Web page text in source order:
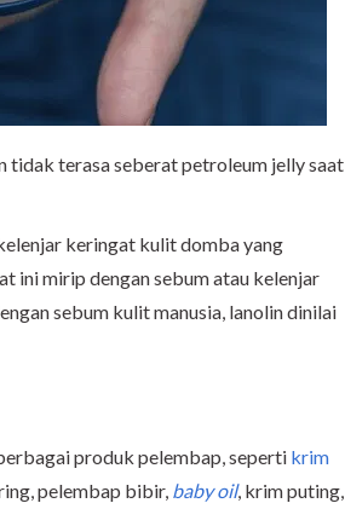
tidak terasa seberat petroleum jelly saat
keringat kulit domba yang
ini mirip dengan sebum atau kelenjar
sebum kulit manusia, lanolin dinilai
produk pelembap, seperti krim
pelembap bibir, baby oil, krim puting,